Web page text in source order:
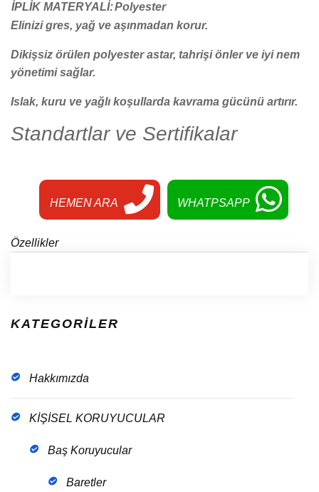
KATEGORİLER
Hakkımızda
KİŞİSEL KORUYUCULAR
Baş Koruyucular
Baretler
İPLİK MATERYALİ:Polyester
Elinizi gres, yağ ve aşınmadan korur.
Dikişsiz örülen polyester astar, tahrişi önler ve iyi nem
yönetimi sağlar.
Islak, kuru ve yağlı koşullarda kavrama gücünü artırır.
Standartlar ve Sertifikalar
HEMEN ARA WHATPSAPP
Özellikler